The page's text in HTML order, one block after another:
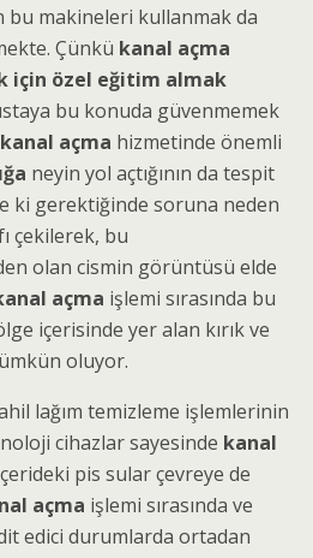
makineleri kullanmak da
Çünkü kanal açma
için özel eğitim almak
bu konuda güvenmemek
kanal açma hizmetinde önemli
neyin yol açtığının da tespit
ki gerektiğinde soruna neden
çekilerek, bu
olan cismin görüntüsü elde
açma işlemi sırasında bu
içerisinde yer alan kırık ve
oluyor.
lağım temizleme işlemlerinin
cihazlar sayesinde kanal
pis sular çevreye de
açma işlemi sırasında ve
edici durumlarda ortadan